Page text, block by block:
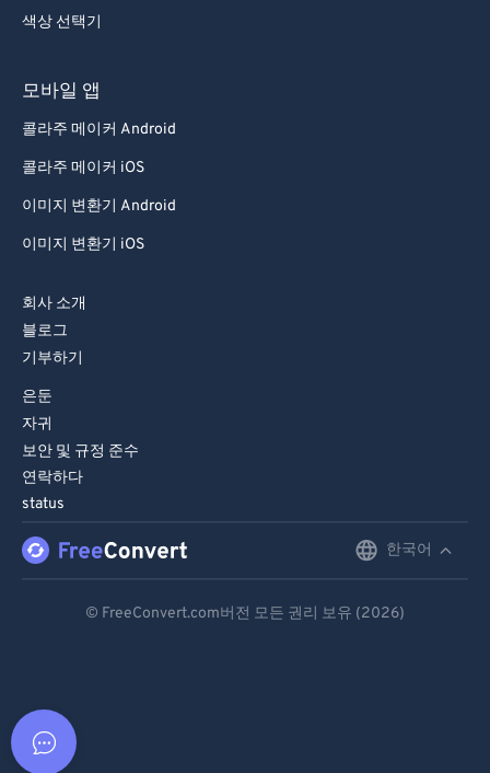
색상 선택기
모바일 앱
콜라주 메이커 Android
콜라주 메이커 iOS
이미지 변환기 Android
이미지 변환기 iOS
회사 소개
블로그
기부하기
은둔
자귀
보안 및 규정 준수
연락하다
status
한국어
© FreeConvert.com버전 모든 권리 보유 (2026)